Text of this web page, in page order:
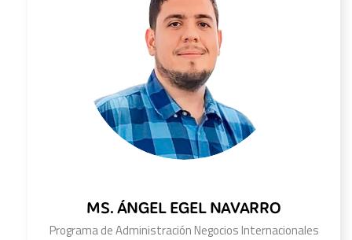
MS. ÁNGEL EGEL NAVARRO
Programa de Administración Negocios Internacionales